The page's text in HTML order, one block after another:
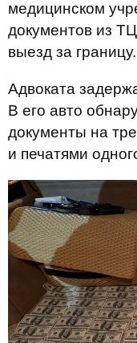
медицинском
документов из
выезд за границу.
Адвоката
В его авто
документы на
и печатями